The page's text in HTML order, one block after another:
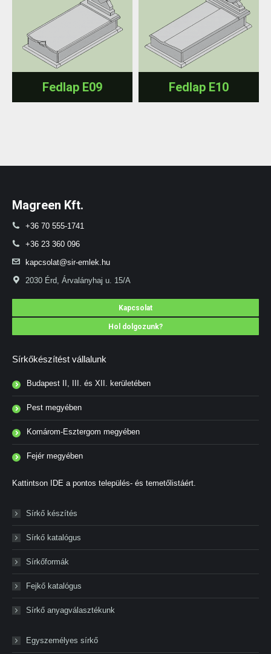
Fedlap E09 Fedlap E10
Magreen Kft.
+36 70 555-1741
+36 23 360 096
kapcsolat@sir-emlek.hu
2030 Érd, Árvalányhaj u. 15/A
Kapcsolat
Hol dolgozunk?
Sírkőkészítést vállalunk
Budapest II, III. és XII. kerületében
Pest megyében
Komárom-Esztergom megyében
Fejér megyében
Kattintson IDE a pontos település- és temetőlistáért.
Sírkő készítés
Sírkő katalógus
Sírkőformák
Fejkő katalógus
Sírkő anyagválasztékunk
Egyszemélyes sírkő